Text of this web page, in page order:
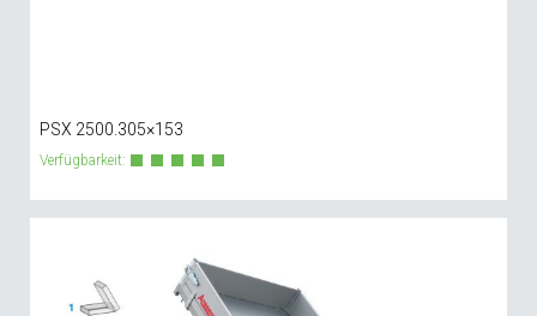
PSX 2500.305×153
Verfügbarkeit: